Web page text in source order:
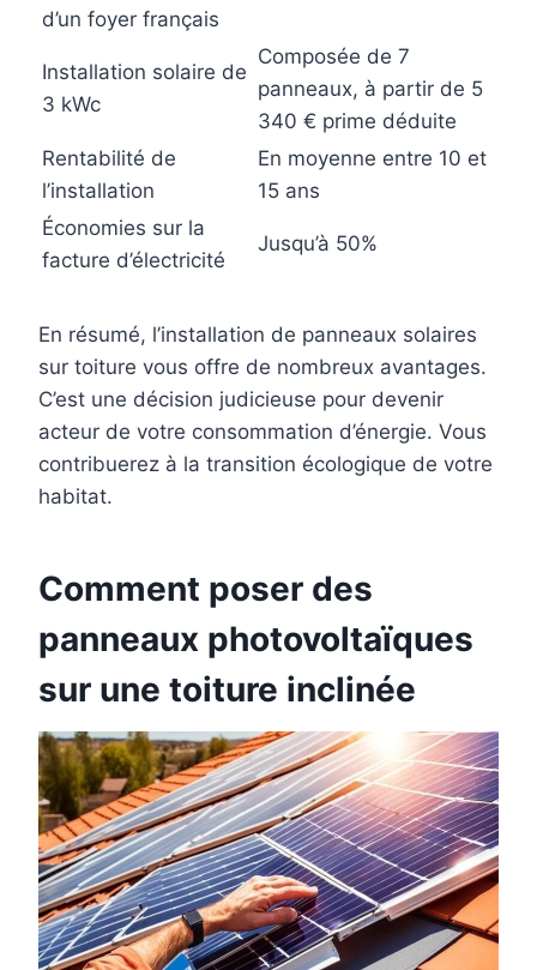
d’un foyer français
Installation solaire de
3 kWc
Composée de 7
panneaux, à partir de 5
340 € prime déduite
Rentabilité de
l’installation
En moyenne entre 10 et
15 ans
Économies sur la
facture d’électricité
Jusqu’à 50%
En résumé, l’installation de panneaux solaires
sur toiture vous offre de nombreux avantages.
C’est une décision judicieuse pour devenir
acteur de votre consommation d’énergie. Vous
contribuerez à la transition écologique de votre
habitat.
Comment poser des
panneaux photovoltaïques
sur une toiture inclinée